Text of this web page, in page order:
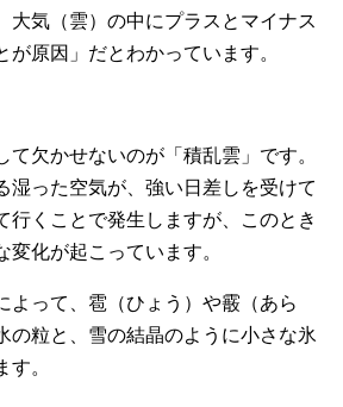
大気（雲）の中にプラスとマイナス
が原因」だとわかっています。
て欠かせないのが「積乱雲」です。
湿った空気が、強い日差しを受けて
行くことで発生しますが、このとき
変化が起こっています。
よって、雹（ひょう）や霰（あら
の粒と、雪の結晶のように小さな氷
。